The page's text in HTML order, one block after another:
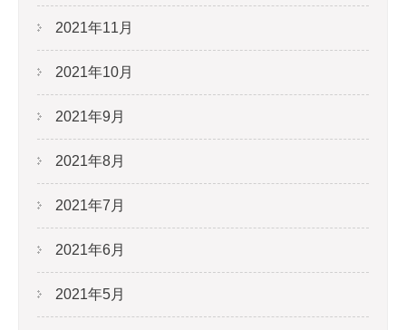
2021年11月
2021年10月
2021年9月
2021年8月
2021年7月
2021年6月
2021年5月